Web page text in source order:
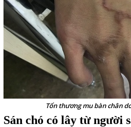
Tổn thương mu bàn chân
Sán chó có lây từ người